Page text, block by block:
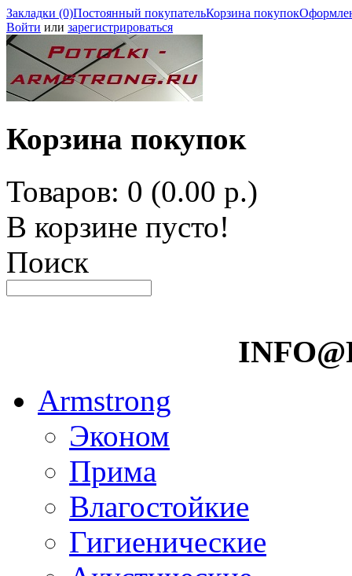
Закладки (0)Постоянный покупательКорзина покупок
Войти или зарегистрироваться
Корзина покупок
Товаров: 0 (0.00 р.)
В корзине пусто!
Поиск
Armstrong
Эконом
Прима
Влагостойкие
Гигиенические